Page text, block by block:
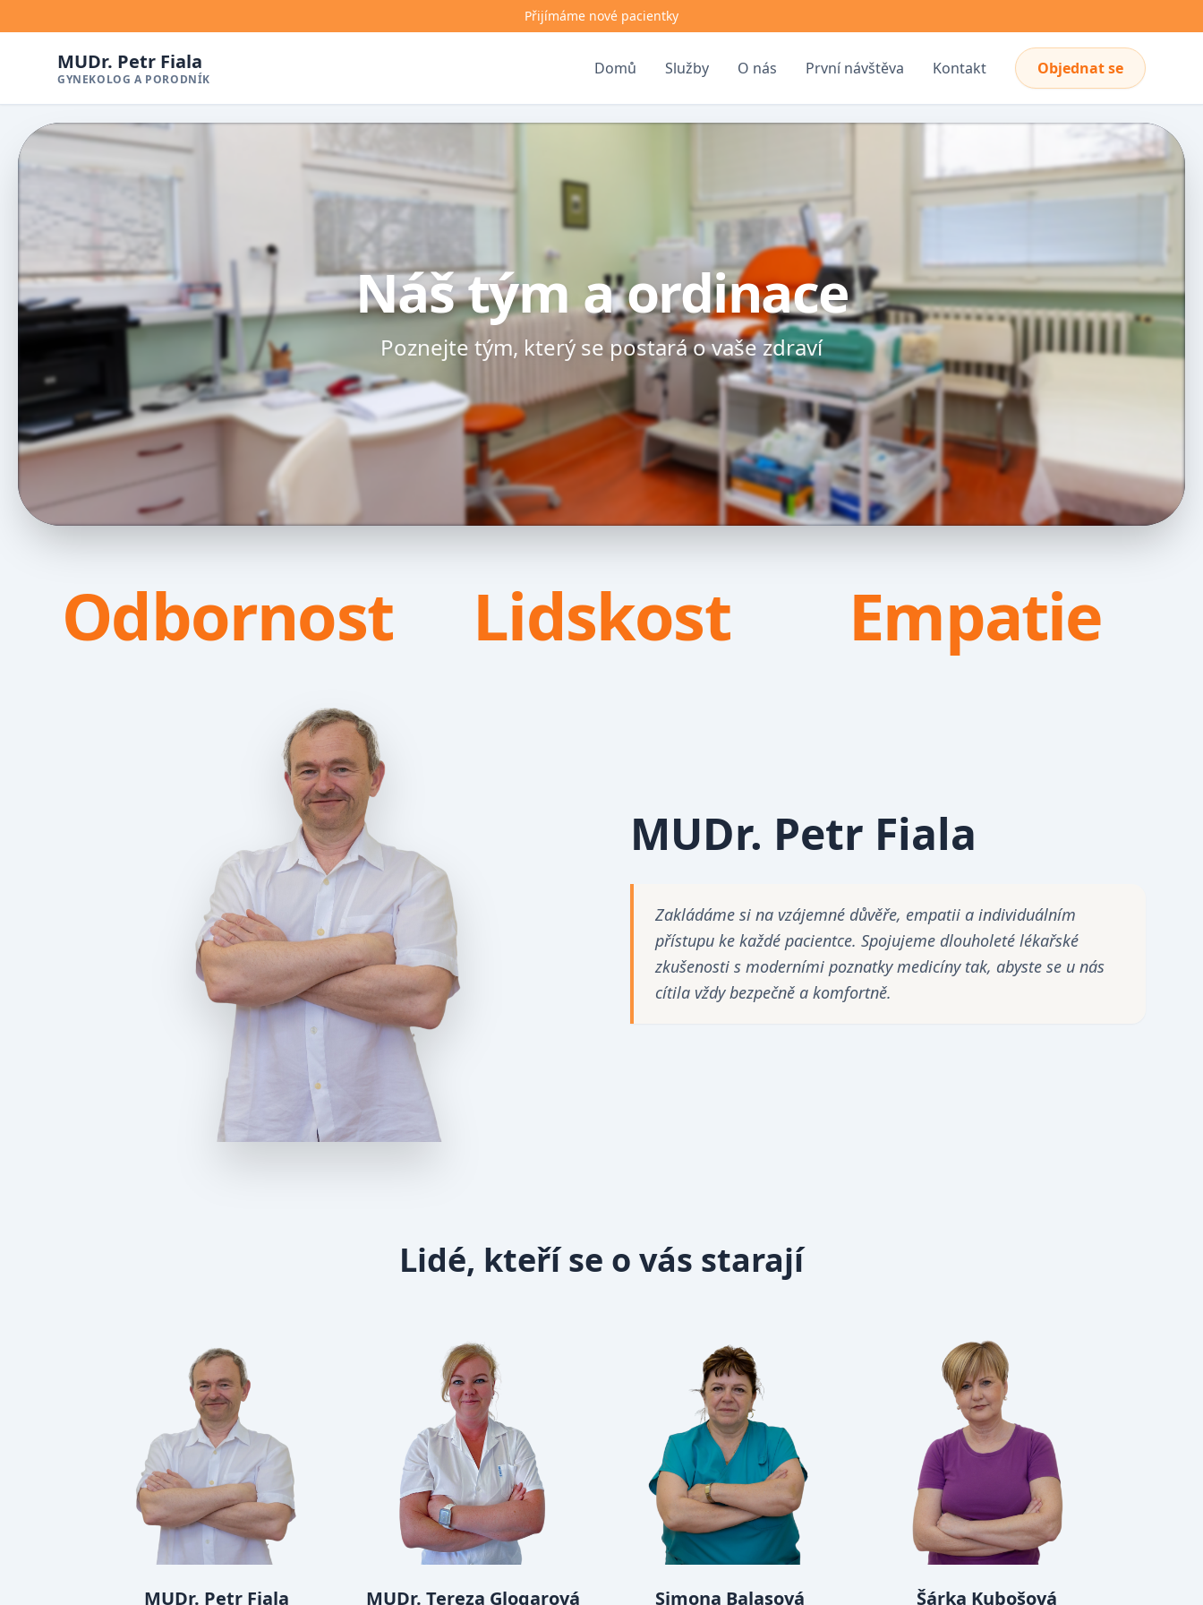
Přijímáme nové pacientky
MUDr. Petr Fiala
GYNEKOLOG A PORODNÍK
Domů Služby O nás První návštěva Kontakt Objednat se
Náš tým a ordinace
Poznejte tým, který se postará o vaše zdraví
Odbornost Lidskost Empatie
MUDr. Petr Fiala
Zakládáme si na vzájemné důvěře, empatii a individuálním
přístupu ke každé pacientce. Spojujeme dlouholeté lékařské
zkušenosti s moderními poznatky medicíny tak, abyste se u nás
cítila vždy bezpečně a komfortně.
Lidé, kteří se o vás starají
MUDr. Petr Fiala MUDr. Tereza Glogarová Simona Balasová Šárka Kubošová